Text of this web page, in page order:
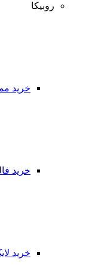
روبیکا
خرید
خرید
خرید